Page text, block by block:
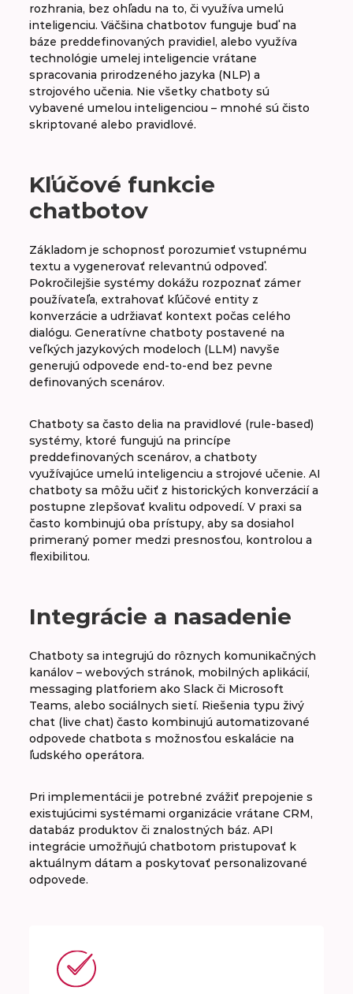
Z
Chatbot
rozhrania, bez ohľadu na to, či využíva umelú
inteligenciu. Väčšina chatbotov funguje buď na
báze preddefinovaných pravidiel, alebo využíva
technológie umelej inteligencie vrátane
spracovania prirodzeného jazyka (NLP) a
strojového učenia. Nie všetky chatboty sú
vybavené umelou inteligenciou – mnohé sú čisto
skriptované alebo pravidlové.
Kľúčové funkcie
chatbotov
Základom je schopnosť porozumieť vstupnému
textu a vygenerovať relevantnú odpoveď.
Pokročilejšie systémy dokážu rozpoznať zámer
používateľa, extrahovať kľúčové entity z
konverzácie a udržiavať kontext počas celého
dialógu. Generatívne chatboty postavené na
veľkých jazykových modeloch (LLM) navyše
generujú odpovede end‑to‑end bez pevne
definovaných scenárov.
Chatboty sa často delia na pravidlové (rule‑based)
systémy, ktoré fungujú na princípe
preddefinovaných scenárov, a chatboty
využívajúce umelú inteligenciu a strojové učenie. AI
chatboty sa môžu učiť z historických konverzácií a
postupne zlepšovať kvalitu odpovedí. V praxi sa
často kombinujú oba prístupy, aby sa dosiahol
primeraný pomer medzi presnosťou, kontrolou a
flexibilitou.
Integrácie a nasadenie
Chatboty sa integrujú do rôznych komunikačných
kanálov – webových stránok, mobilných aplikácií,
messaging platforiem ako Slack či Microsoft
Teams, alebo sociálnych sietí. Riešenia typu živý
chat (live chat) často kombinujú automatizované
odpovede chatbota s možnosťou eskalácie na
ľudského operátora.
Pri implementácii je potrebné zvážiť prepojenie s
existujúcimi systémami organizácie vrátane CRM,
databáz produktov či znalostných báz. API
integrácie umožňujú chatbotom pristupovať k
aktuálnym dátam a poskytovať personalizované
odpovede.